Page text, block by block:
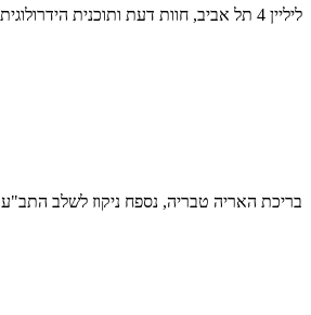
ליליין 4 תל אביב, חוות דעת ותוכנית הידרולוגית לניהול מי נגר
בריכת האריה טבריה, נספח ניקוז לשלב התב"ע